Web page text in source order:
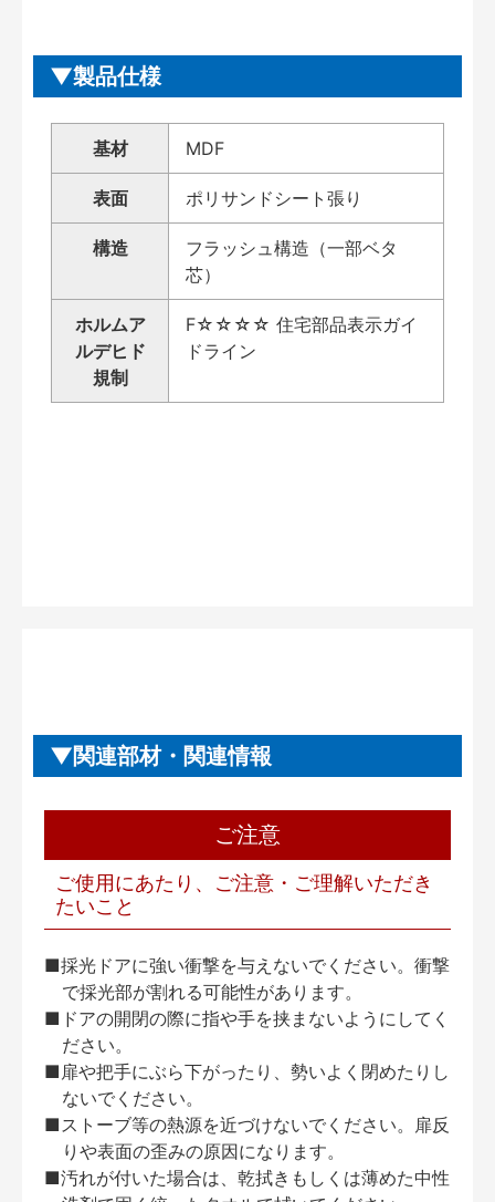
製品仕様
基材 MDF
表面 ポリサンドシート張り
構造
フラッシュ構造（一部ベタ
芯）
ホルムア
ルデヒド
規制
F☆☆☆☆ 住宅部品表示ガイ
ドライン
関連部材・関連情報
ご注意
ご使用にあたり、ご注意・ご理解いただき
たいこと
■採光ドアに強い衝撃を与えないでください。衝撃
で採光部が割れる可能性があります。
■ドアの開閉の際に指や手を挟まないようにしてく
ださい。
■扉や把手にぶら下がったり、勢いよく閉めたりし
ないでください。
■ストーブ等の熱源を近づけないでください。扉反
りや表面の歪みの原因になります。
■汚れが付いた場合は、乾拭きもしくは薄めた中性